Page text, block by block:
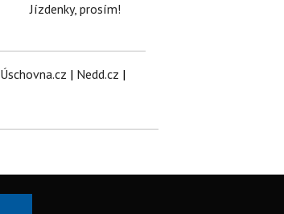
Jízdenky, prosím!
Úschovna.cz | Nedd.cz |